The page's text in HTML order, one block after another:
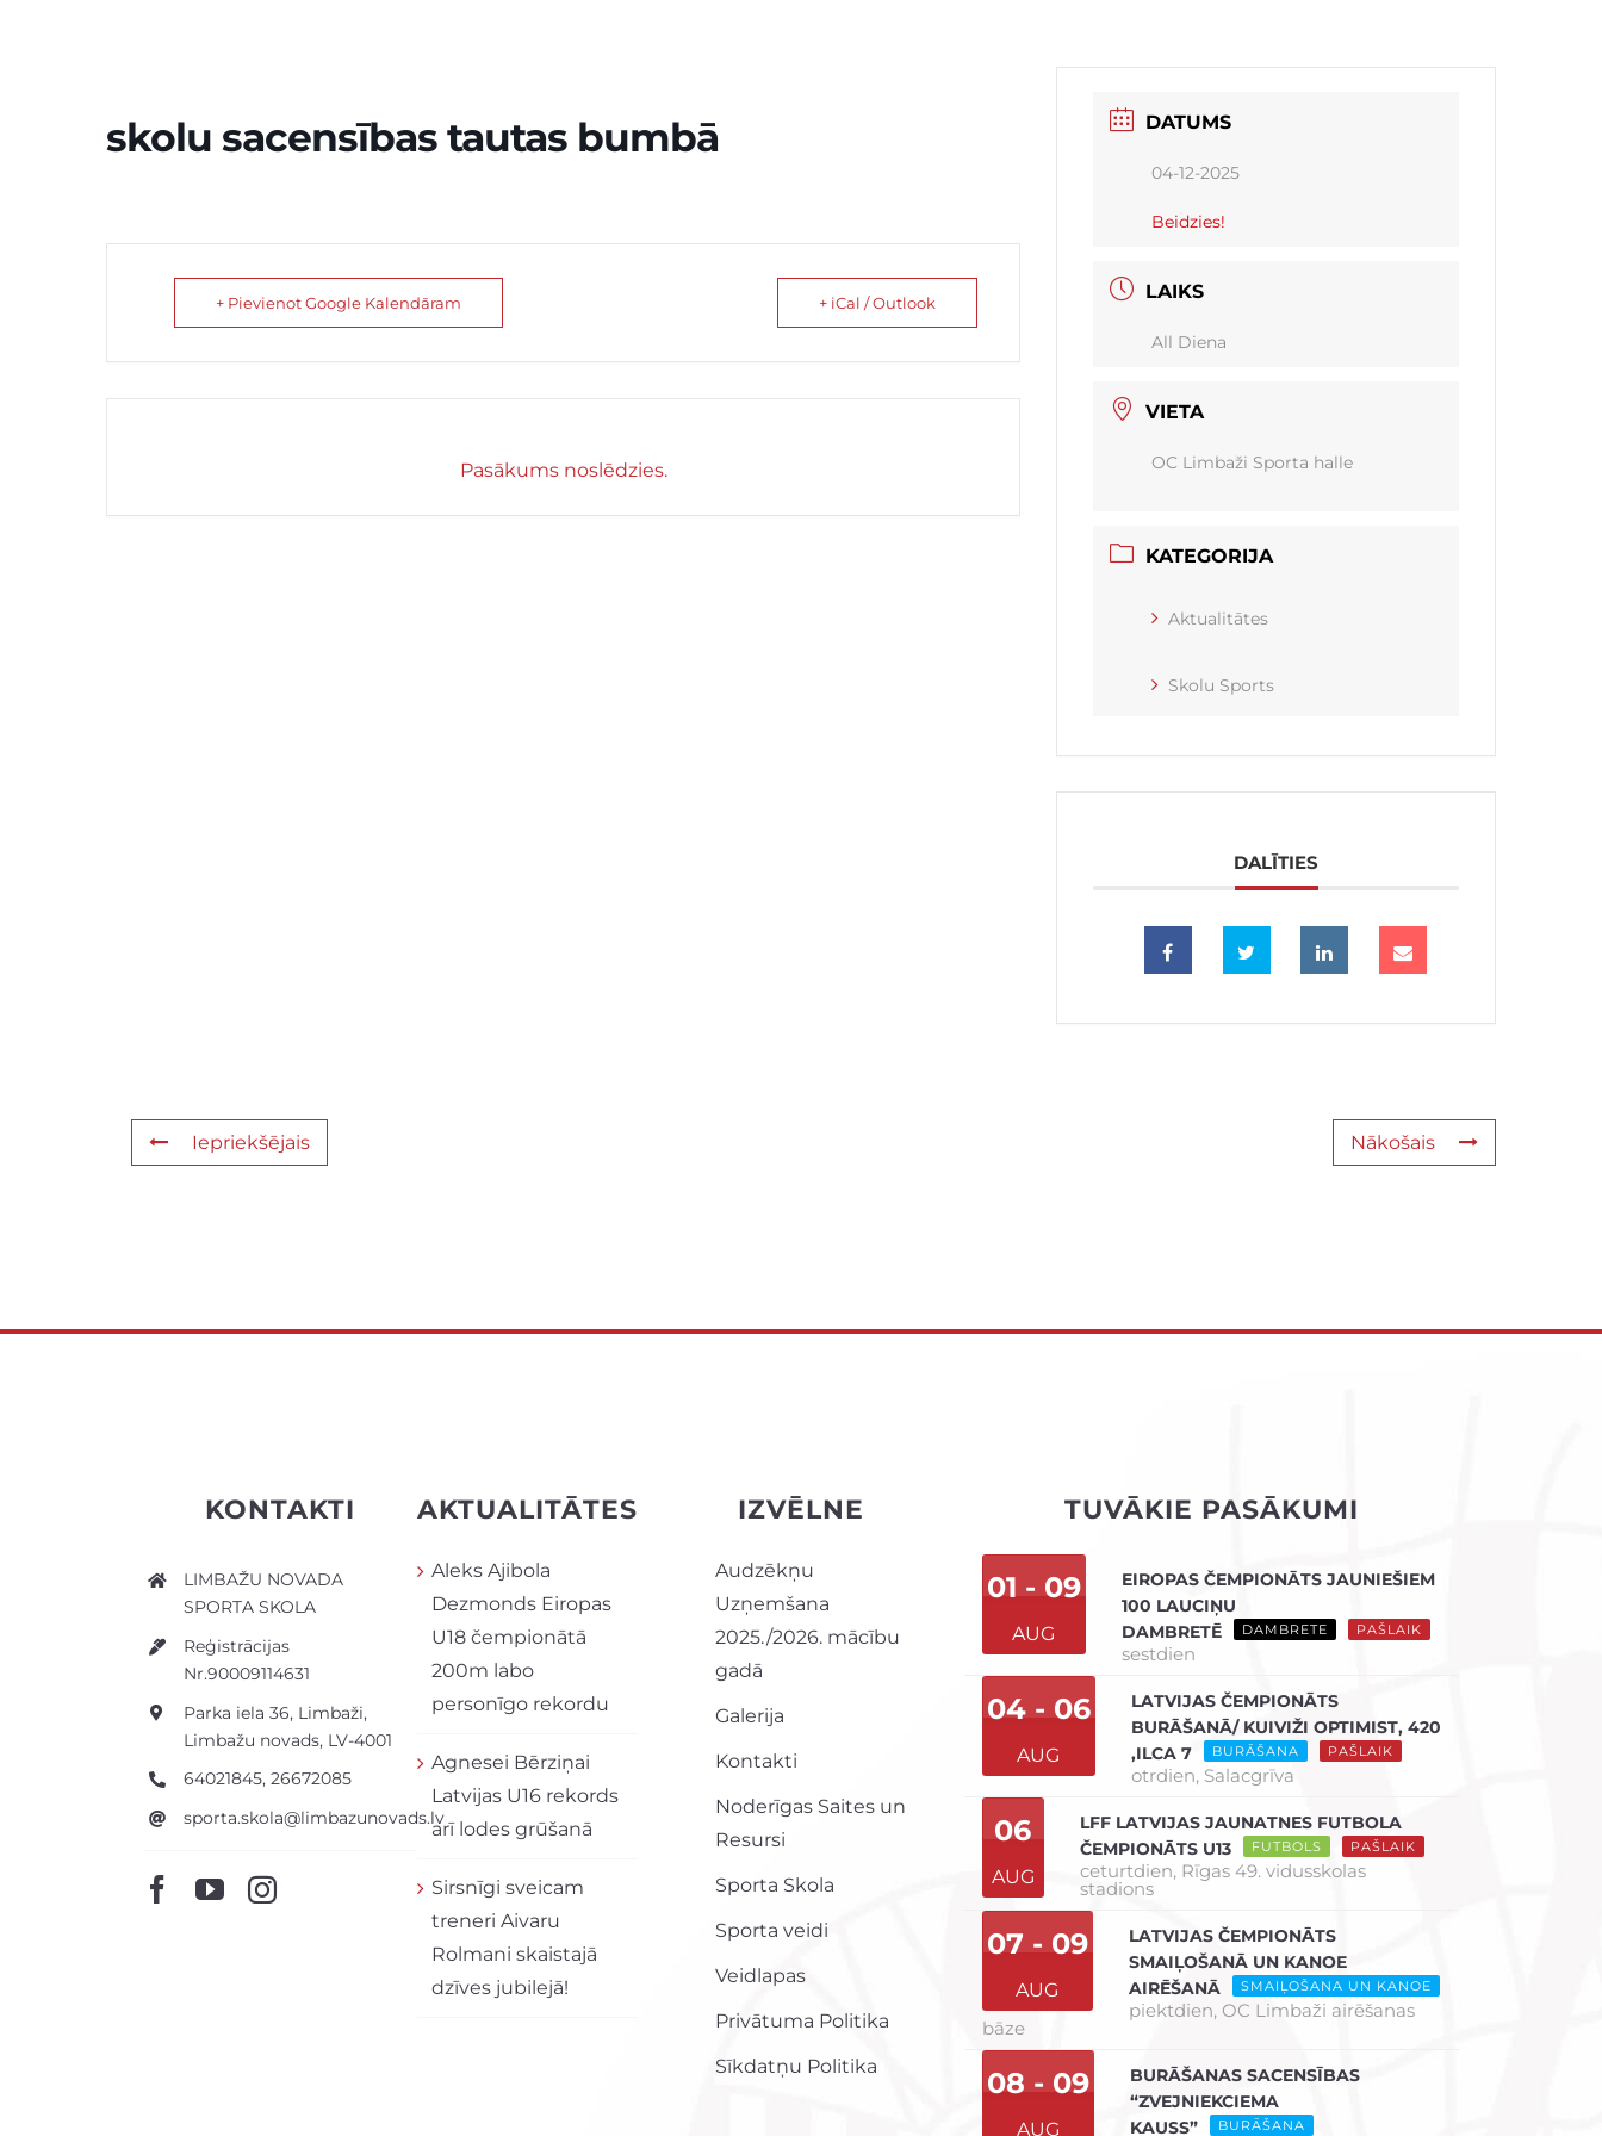
skolu sacensības tautas bumbā
+ Pievienot Google Kalendāram + iCal / Outlook
Pasākums noslēdzies.
DATUMS
04-12-2025
Beidzies!
LAIKS
All Diena
VIETA
OC Limbaži Sporta halle
KATEGORIJA
Aktualitātes
Skolu Sports
DALĪTIES
Iepriekšējais Nākošais
KONTAKTI
LIMBAŽU NOVADA
SPORTA SKOLA
Reģistrācijas
Nr.90009114631
Parka iela 36, Limbaži,
Limbažu novads, LV-4001
64021845, 26672085
sporta.skola@limbazunovads.lv
AKTUALITĀTES
Aleks Ajibola
Dezmonds Eiropas
U18 čempionātā
200m labo
personīgo rekordu
Agnesei Bērziņai
Latvijas U16 rekords
arī lodes grūšanā
Sirsnīgi sveicam
treneri Aivaru
Rolmani skaistajā
dzīves jubilejā!
IZVĒLNE
Audzēkņu
Uzņemšana
2025./2026. mācību
gadā
Galerija
Kontakti
Noderīgas Saites un
Resursi
Sporta Skola
Sporta veidi
Veidlapas
Privātuma Politika
Sīkdatņu Politika
TUVĀKIE PASĀKUMI
01 - 09
AUG
EIROPAS ČEMPIONĀTS JAUNIEŠIEM
100 LAUCIŅU
DAMBRETĒ
DAMBRETE PAŠLAIK
sestdien
04 - 06
AUG
LATVIJAS ČEMPIONĀTS
BURĀŠANĀ/ KUIVIŽI OPTIMIST, 420
,ILCA 7
BURĀŠANA PAŠLAIK
otrdien, Salacgrīva
06
AUG
LFF LATVIJAS JAUNATNES FUTBOLA
ČEMPIONĀTS U13
FUTBOLS PAŠLAIK
ceturtdien, Rīgas 49. vidusskolas
stadions
07 - 09
AUG
LATVIJAS ČEMPIONĀTS
SMAIĻOŠANĀ UN KANOE
AIRĒŠANĀ
SMAIĻOŠANA UN KANOE
piektdien, OC Limbaži airēšanas
bāze
08 - 09
AUG
BURĀŠANAS SACENSĪBAS
“ZVEJNIEKCIEMA
KAUSS”
BURĀŠANA